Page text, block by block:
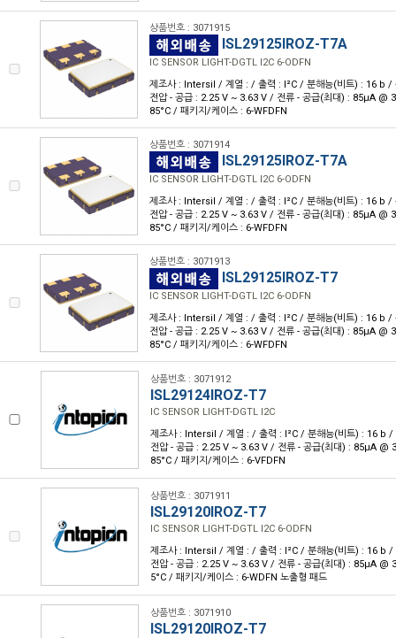
상품번호 : 3071915
ISL29125IROZ-T7A
IC SENSOR LIGHT-DGTL I2C 6-ODFN
제조사 : Intersil / 계열 : / 출력 : I²C / 분해능(비트) : 16 b /
전압 - 공급 : 2.25 V ~ 3.63 V / 전류 - 공급(최대) : 85µA @
85°C / 패키지/케이스 : 6-WFDFN
상품번호 : 3071914
ISL29125IROZ-T7A
IC SENSOR LIGHT-DGTL I2C 6-ODFN
제조사 : Intersil / 계열 : / 출력 : I²C / 분해능(비트) : 16 b /
전압 - 공급 : 2.25 V ~ 3.63 V / 전류 - 공급(최대) : 85µA @
85°C / 패키지/케이스 : 6-WFDFN
상품번호 : 3071913
ISL29125IROZ-T7
IC SENSOR LIGHT-DGTL I2C 6-ODFN
제조사 : Intersil / 계열 : / 출력 : I²C / 분해능(비트) : 16 b /
전압 - 공급 : 2.25 V ~ 3.63 V / 전류 - 공급(최대) : 85µA @
85°C / 패키지/케이스 : 6-WFDFN
상품번호 : 3071912
ISL29124IROZ-T7
IC SENSOR LIGHT-DGTL I2C
제조사 : Intersil / 계열 : / 출력 : I²C / 분해능(비트) : 16 b /
전압 - 공급 : 2.25 V ~ 3.63 V / 전류 - 공급(최대) : 85µA @
85°C / 패키지/케이스 : 6-VFDFN
상품번호 : 3071911
ISL29120IROZ-T7
IC SENSOR LIGHT-DGTL I2C 6-ODFN
제조사 : Intersil / 계열 : / 출력 : I²C / 분해능(비트) : 16 b /
전압 - 공급 : 2.25 V ~ 3.63 V / 전류 - 공급(최대) : 85µA @
5°C / 패키지/케이스 : 6-WDFN 노출형 패드
상품번호 : 3071910
ISL29120IROZ-T7